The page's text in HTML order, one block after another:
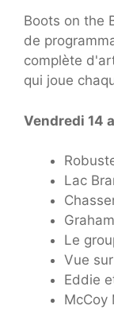
Boots on the
de
complète
qui joue
Vendredi 14
Lac
Le
Vue
Eddie
McCoy